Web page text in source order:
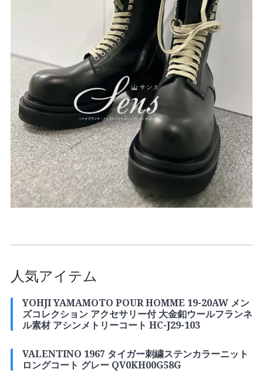
人気アイテム
YOHJI YAMAMOTO POUR HOMME 19-20AW メン
ズコレクション アクセサリー付 大金釦ウールフランネ
ル素材 アシンメトリーコート HC-J29-103
VALENTINO 1967 タイガー刺繍ステンカラーニット
ロングコート グレー QV0KH00G58G